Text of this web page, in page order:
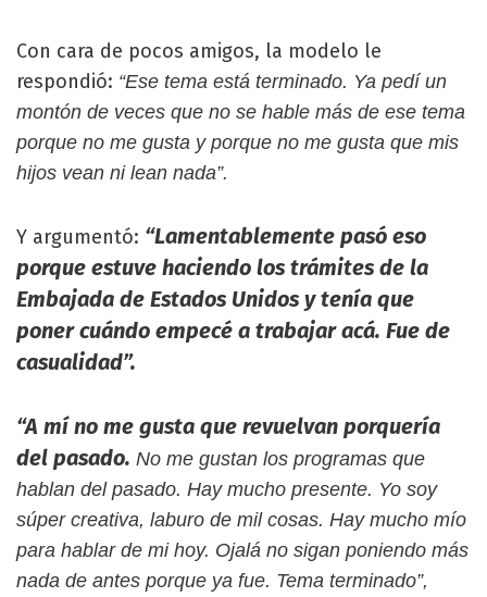
Con cara de pocos amigos, la modelo le
respondió: “Ese tema está terminado. Ya pedí un
montón de veces que no se hable más de ese tema
porque no me gusta y porque no me gusta que mis
hijos vean ni lean nada”.
Y argumentó: “Lamentablemente pasó eso
porque estuve haciendo los trámites de la
Embajada de Estados Unidos y tenía que
poner cuándo empecé a trabajar acá. Fue de
casualidad”.
“A mí no me gusta que revuelvan porquería
del pasado. No me gustan los programas que
hablan del pasado. Hay mucho presente. Yo soy
súper creativa, laburo de mil cosas. Hay mucho mío
para hablar de mi hoy. Ojalá no sigan poniendo más
nada de antes porque ya fue. Tema terminado”,